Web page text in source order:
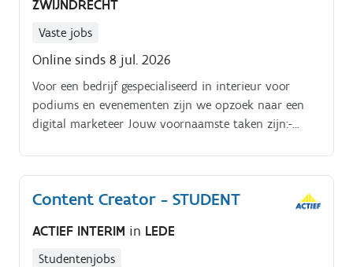
ZWIJNDRECHT
Vaste jobs
Online sinds 8 jul. 2026
Voor een bedrijf gespecialiseerd in interieur voor
podiums en evenementen zijn we opzoek naar een
digital marketeer Jouw voornaamste taken zijn:-
vormen van webpagina's;-Websitebeheer en
landingspagina's aanmaken;-Begeleiden van de
Content Creator - STUDENT
ACTIEF INTERIM in LEDE
Studentenjobs